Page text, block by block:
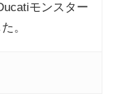
モンスター
。